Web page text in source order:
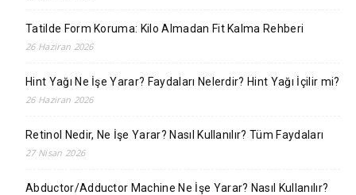
Tatilde Form Koruma: Kilo Almadan Fit Kalma Rehberi
26 Haziran 2026
Hint Yağı Ne İşe Yarar? Faydaları Nelerdir? Hint Yağı İçilir mi?
26 Haziran 2026
Retinol Nedir, Ne İşe Yarar? Nasıl Kullanılır? Tüm Faydaları
27 Nisan 2026
Abductor/Adductor Machine Ne İşe Yarar? Nasıl Kullanılır?